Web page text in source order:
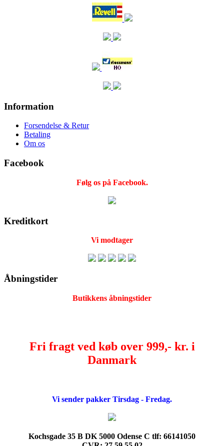
Information
Forsendelse & Retur
Betaling
Om os
Facebook
Følg os på Facebook.
Kreditkort
Vi modtager
Åbningstider
Butikkens åbningstider
Fri fragt ved køb over 999,- kr. i
Danmark
Vi sender pakker Tirsdag - Fredag.
Kochsgade 35 B DK 5000 Odense C tlf: 66141050